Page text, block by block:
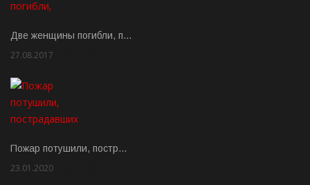
Две женщины погибли, п…
27.08.2017
Пожар потушили, постр…
23.01.2020